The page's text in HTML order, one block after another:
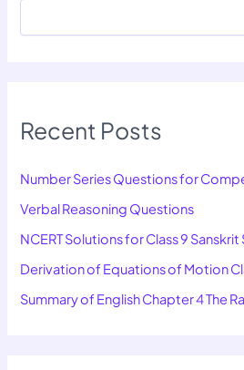
Recent Posts
Number Series Questions for
Verbal Reasoning Questions
NCERT Solutions for Class 9 Sanskrit
Derivation of Equations of Motion
Summary of English Chapter 4 The